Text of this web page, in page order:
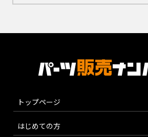
トップページ
はじめての方